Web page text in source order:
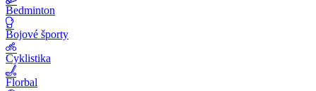
Bedminton
Bojové športy
Cyklistika
Florbal